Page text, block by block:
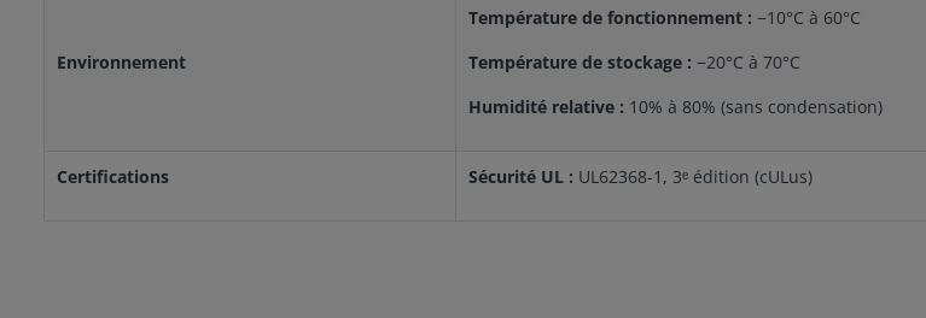
Environnement
Température de fonctionnement : −10°C à 60°C
Température de stockage : −20°C à 70°C
Humidité relative : 10% à 80% (sans condensation)
Certifications Sécurité UL : UL62368-1, 3ᵉ édition (cULus)